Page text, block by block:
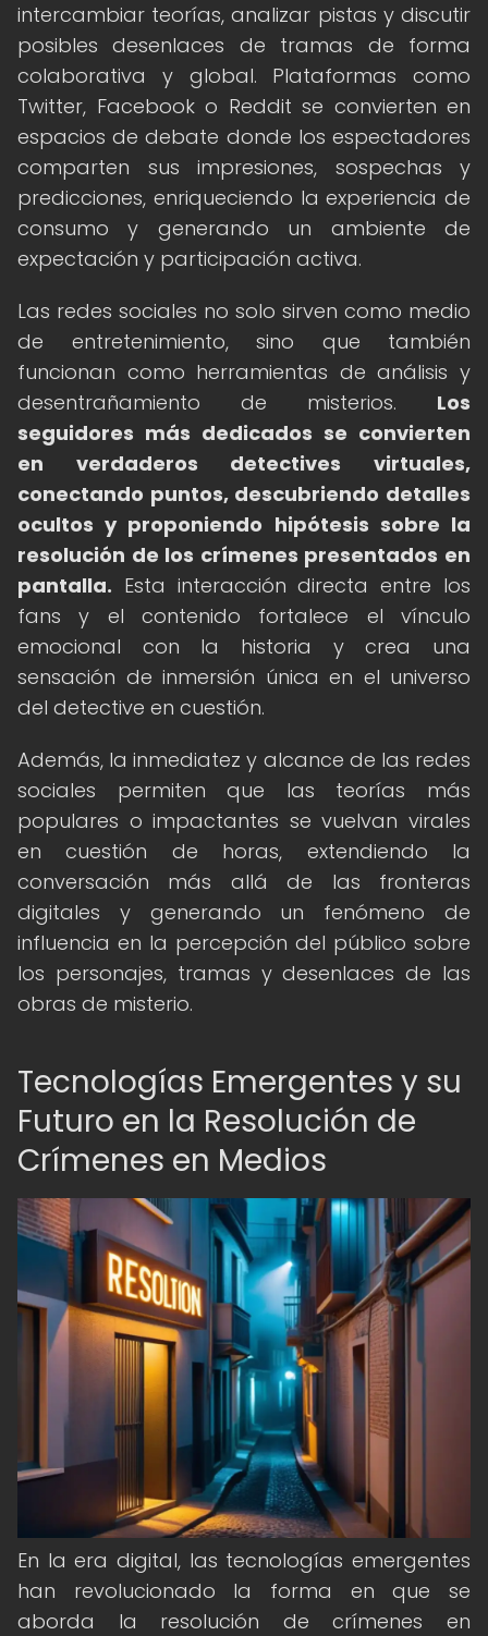
intercambiar teorías, analizar pistas y discutir
posibles desenlaces de tramas de forma
colaborativa y global. Plataformas como
Twitter, Facebook o Reddit se convierten en
espacios de debate donde los espectadores
comparten sus impresiones, sospechas y
predicciones, enriqueciendo la experiencia de
consumo y generando un ambiente de
expectación y participación activa.
Las redes sociales no solo sirven como medio
de entretenimiento, sino que también
funcionan como herramientas de análisis y
desentrañamiento de misterios. Los
seguidores más dedicados se convierten
en verdaderos detectives virtuales,
conectando puntos, descubriendo detalles
ocultos y proponiendo hipótesis sobre la
resolución de los crímenes presentados en
pantalla. Esta interacción directa entre los
fans y el contenido fortalece el vínculo
emocional con la historia y crea una
sensación de inmersión única en el universo
del detective en cuestión.
Además, la inmediatez y alcance de las redes
sociales permiten que las teorías más
populares o impactantes se vuelvan virales
en cuestión de horas, extendiendo la
conversación más allá de las fronteras
digitales y generando un fenómeno de
influencia en la percepción del público sobre
los personajes, tramas y desenlaces de las
obras de misterio.
Tecnologías Emergentes y su
Futuro en la Resolución de
Crímenes en Medios
En la era digital, las tecnologías emergentes
han revolucionado la forma en que se
aborda la resolución de crímenes en